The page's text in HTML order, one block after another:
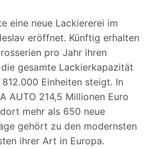
eine neue Lackiererei im
eröffnet. Künftig erhalten
pro Jahr ihren
gesamte Lackierkapazität
Einheiten steigt. In
AUTO 214,5 Millionen Euro
mehr als 650 neue
gehört zu den modernsten
ihrer Art in Europa.